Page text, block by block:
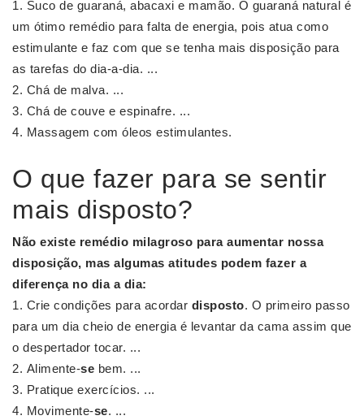
Suco de guaraná, abacaxi e mamão. O guaraná natural é
um ótimo remédio para falta de energia, pois atua como
estimulante e faz com que se tenha mais disposição para
as tarefas do dia-a-dia. ...
Chá de malva. ...
Chá de couve e espinafre. ...
Massagem com óleos estimulantes.
O que fazer para se sentir
mais disposto?
Não existe remédio milagroso para aumentar nossa
disposição, mas algumas atitudes podem fazer a
diferença no dia a dia:
Crie condições para acordar disposto. O primeiro passo
para um dia cheio de energia é levantar da cama assim que
o despertador tocar. ...
Alimente-se bem. ...
Pratique exercícios. ...
Movimente-se. ...